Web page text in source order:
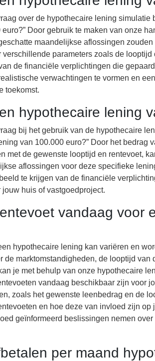
over de hypothecaire lening simulatie
euro?” Door gebruik te maken van onze
maandelijkse aflossingen
verschillende parameters zoals de
de financiële verplichtingen die
verwachtingen te vormen en
toekomst.
hypothecaire lening
bij het gebruik van de hypothecaire
van 100.000 euro?” Door het bedrag
met de gewenste looptijd en rentevoet,
aflossingen voor deze specifieke
te krijgen van de financiële
huis of vastgoedproject.
vandaag voor
hypothecaire lening kan variëren en
de marktomstandigheden, de looptijd van
je met behulp van onze hypothecaire
vandaag beschikbaar zijn voor
zoals het gewenste leenbedrag en de
en hoe deze van invloed zijn
geïnformeerd beslissingen nemen
per maand